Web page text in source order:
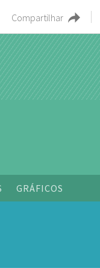
Compartilhar
GRÁFICOS